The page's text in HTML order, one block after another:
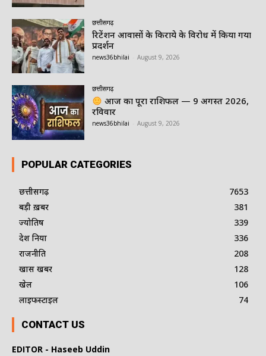
छत्तीसगढ़
रिटेंशन आवासों के किराये के विरोध में किया गया
प्रदर्शन
news36bhilai August 9, 2026
छत्तीसगढ़
आज का पूरा राशिफल — 9 अगस्त 2026,
रविवार
news36bhilai August 9, 2026
POPULAR CATEGORIES
छत्तीसगढ़
7653
बड़ी ख़बर
381
ज्योतिष
339
देश दुनिया
336
राजनीति
208
खास खबर
128
खेल
106
लाइफस्टाइल
74
CONTACT US
EDITOR - Haseeb Uddin